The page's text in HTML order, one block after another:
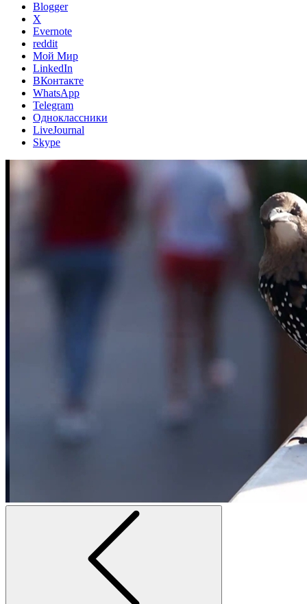
Blogger
X
Evernote
reddit
Мой Мир
LinkedIn
ВКонтакте
WhatsApp
Telegram
Одноклассники
LiveJournal
Skype